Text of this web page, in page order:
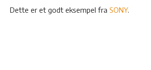
Dette er et godt eksempel fra SONY.